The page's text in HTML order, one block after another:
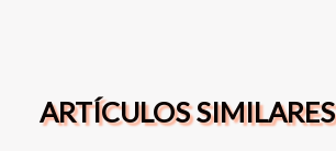
ARTÍCULOS SIMILARES